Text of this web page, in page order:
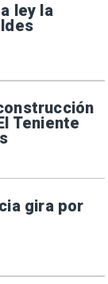
ley la
Teniente
gira por